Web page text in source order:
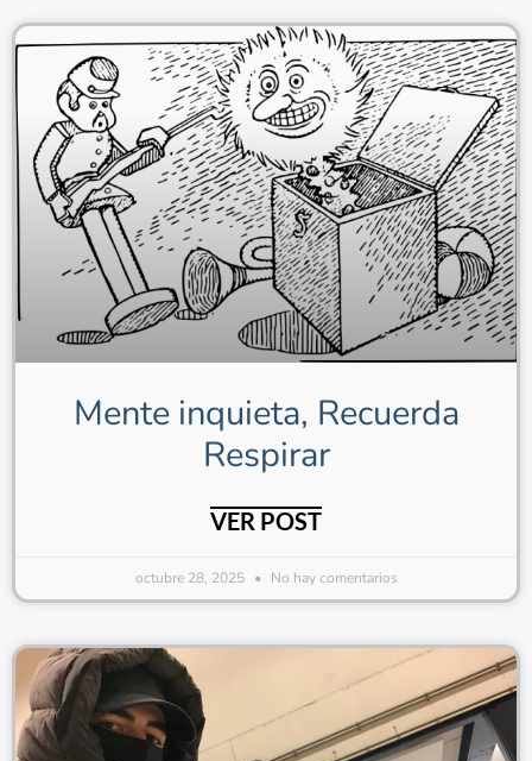
Mente inquieta, Recuerda
Respirar
VER POST
octubre 28, 2025 No hay comentarios